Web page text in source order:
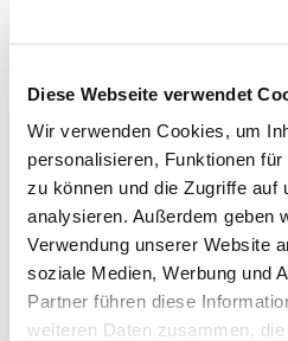
Diese Webseite verwendet
Wir verwenden Cookies, um
personalisieren, Funktionen
zu können und die Zugriffe auf
analysieren. Außerdem geben
Verwendung unserer Website
soziale Medien, Werbung und
Partner führen diese
weiteren Daten zusammen,